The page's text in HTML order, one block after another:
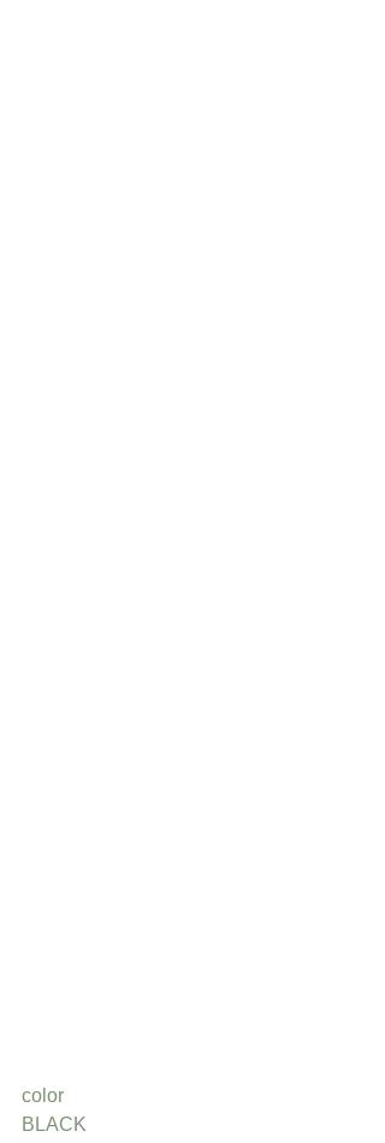
color
BLACK